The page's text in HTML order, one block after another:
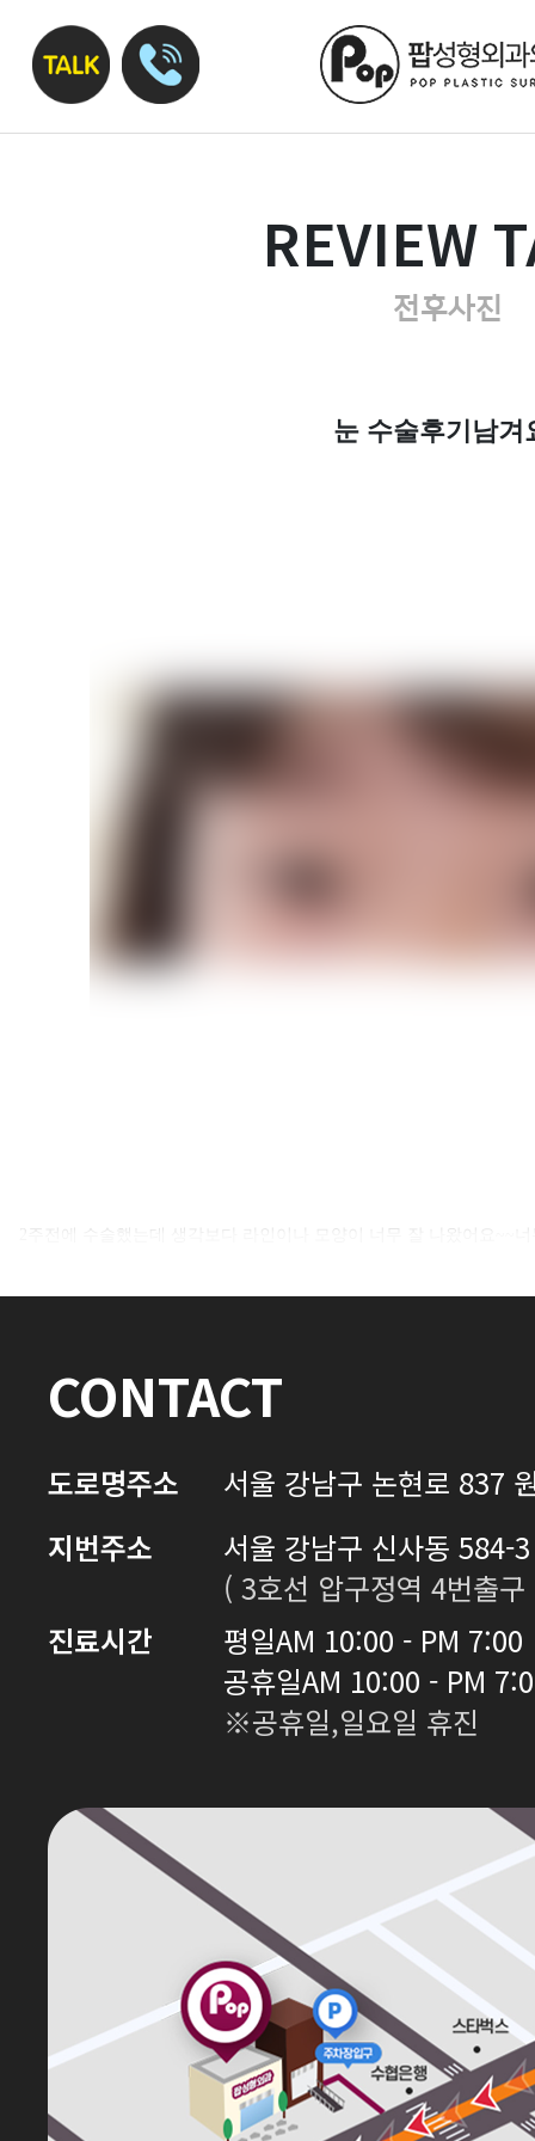
REVIEW
전후사진
눈 수술후기남겨
셀카후기 전체 내용은
2주전에 수술했는데 생각보다 라인이나 모양이 너무 잘 나왔어요~~
CONTACT
도로명주소
서울 강남구 논현로 837
지번주소
서울 강남구 신사동 584-
( 3호선 압구정역 4번출
진료시간
평일AM 10:00 - PM 7:00
공휴일AM 10:00 - PM
※공휴일,일요일 휴진